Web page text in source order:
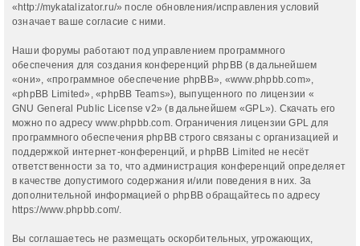
«http://mykatalizator.ru/» после обновления/исправления условий
означает ваше согласие с ними.
Наши форумы работают под управлением программного
обеспечения для создания конференций phpBB (в дальнейшем
«они», «программное обеспечение phpBB», «www.phpbb.com»,
«phpBB Limited», «phpBB Teams»), выпущенного по лицензии «
GNU General Public License v2» (в дальнейшем «GPL»). Скачать его
можно по адресу www.phpbb.com. Ограничения лицензии GPL для
программного обеспечения phpBB строго связаны с организацией и
поддержкой интернет-конференций, и phpBB Limited не несёт
ответственности за то, что администрация конференций определяет
в качестве допустимого содержания и/или поведения в них. За
дополнительной информацией о phpBB обращайтесь по адресу
https://www.phpbb.com/.
Вы соглашаетесь не размещать оскорбительных, угрожающих,